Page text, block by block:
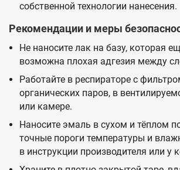
собственной технологии нанесения.
Рекомендации и меры
Не наносите лак на базу, которая
возможна плохая адгезия между
Работайте в респираторе с
органических паров, в
или камере.
Наносите эмаль в сухом и тёплом
точные пороги температуры и
в инструкции производителя или у